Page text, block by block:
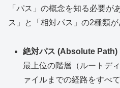
「パス」の概念を知る必要が
ス」と「相対パス」の2種類が
絶対パス (Absolute Path)
最上位の階層（ルートデ
ァイルまでの経路をすべ